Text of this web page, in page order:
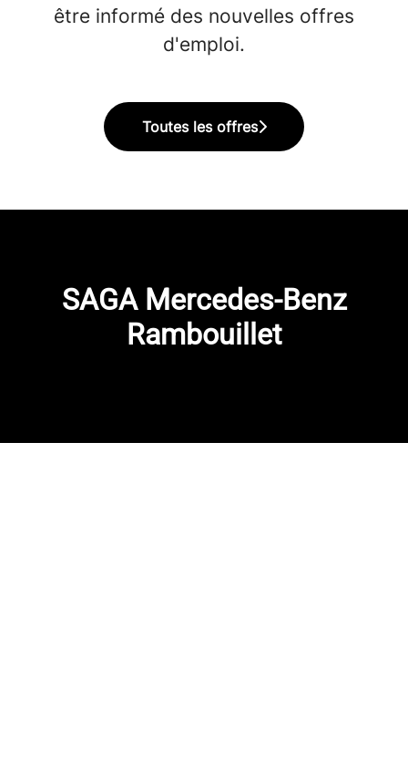
être informé des nouvelles offres
d'emploi.
Toutes les offres
SAGA Mercedes-Benz
Rambouillet